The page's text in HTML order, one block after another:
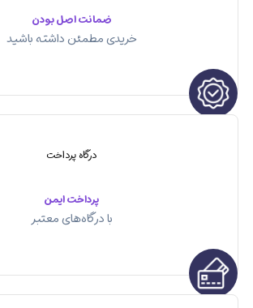
ضمانت اصل بودن
خریدی مطمئن داشته باشید
درگاه پرداخت
پرداخت ایمن
با درگاه‌های معتبر